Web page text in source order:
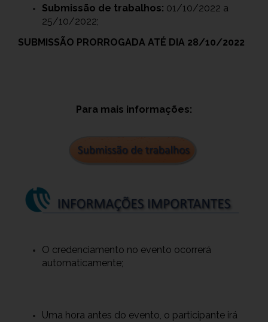
Submissão de trabalhos: 01/10/2022 a
25/10/2022;
SUBMISSÃO PRORROGADA ATÉ DIA 28/10/2022
Para mais informações:
O credenciamento no evento ocorrerá
automaticamente;
Uma hora antes do evento, o participante irá